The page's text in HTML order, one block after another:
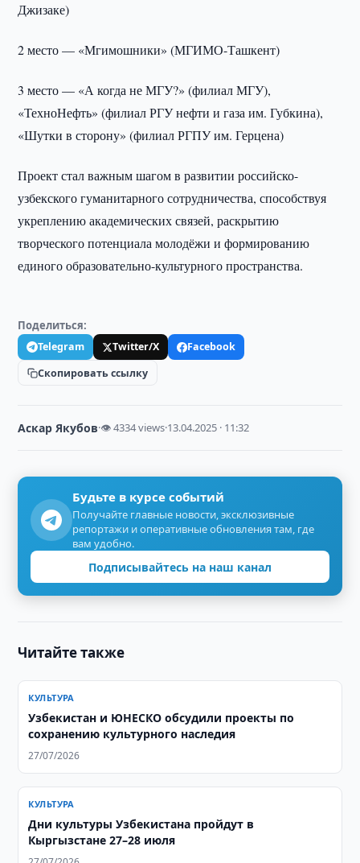
Джизаке)
2 место — «Мгимошники» (МГИМО-Ташкент)
3 место — «А когда не МГУ?» (филиал МГУ),
«ТехноНефть» (филиал РГУ нефти и газа им. Губкина),
«Шутки в сторону» (филиал РГПУ им. Герцена)
Проект стал важным шагом в развитии российско-
узбекского гуманитарного сотрудничества, способствуя
укреплению академических связей, раскрытию
творческого потенциала молодёжи и формированию
единого образовательно-культурного пространства.
Поделиться:
Telegram Twitter/X
Facebook
Скопировать ссылку
Аскар Якубов·👁 4334 views·13.04.2025 · 11:32
Будьте в курсе событий
Получайте главные новости, эксклюзивные
репортажи и оперативные обновления там, где
вам удобно.
Подписывайтесь на наш канал
Читайте также
КУЛЬТУРА
Узбекистан и ЮНЕСКО обсудили проекты по
сохранению культурного наследия
27/07/2026
КУЛЬТУРА
Дни культуры Узбекистана пройдут в
Кыргызстане 27–28 июля